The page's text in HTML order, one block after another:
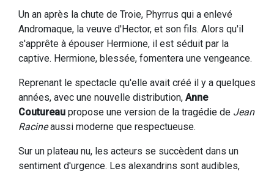
Un an après la chute de Troie, Phyrrus qui a enlevé
Andromaque, la veuve d'Hector, et son fils. Alors qu'il
s'apprête à épouser Hermione, il est séduit par la
captive. Hermione, blessée, fomentera une vengeance.
Reprenant le spectacle qu'elle avait créé il y a quelques
années, avec une nouvelle distribution, Anne
Coutureau propose une version de la tragédie de Jean
Racineaussi moderne que respectueuse.
Sur un plateau nu, les acteurs se succèdent dans un
sentiment d'urgence. Les alexandrins sont audibles,